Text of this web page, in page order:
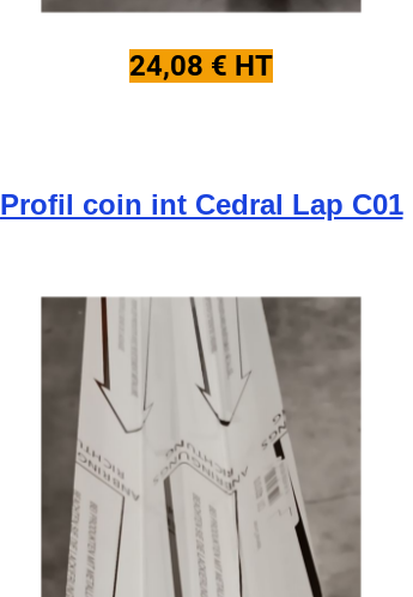
24,08 € HT
Profil coin int Cedral Lap C01